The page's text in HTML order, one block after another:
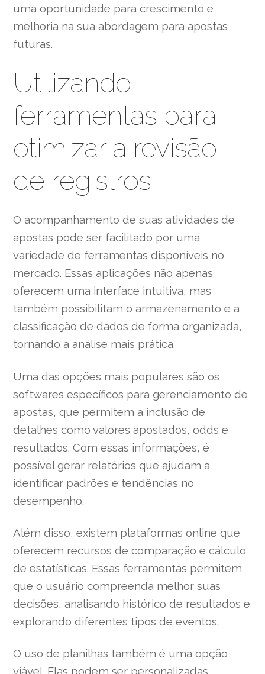
uma oportunidade para crescimento e
melhoria na sua abordagem para apostas
futuras.
Utilizando
ferramentas para
otimizar a revisão
de registros
O acompanhamento de suas atividades de
apostas pode ser facilitado por uma
variedade de ferramentas disponíveis no
mercado. Essas aplicações não apenas
oferecem uma interface intuitiva, mas
também possibilitam o armazenamento e a
classificação de dados de forma organizada,
tornando a análise mais prática.
Uma das opções mais populares são os
softwares específicos para gerenciamento de
apostas, que permitem a inclusão de
detalhes como valores apostados, odds e
resultados. Com essas informações, é
possível gerar relatórios que ajudam a
identificar padrões e tendências no
desempenho.
Além disso, existem plataformas online que
oferecem recursos de comparação e cálculo
de estatísticas. Essas ferramentas permitem
que o usuário compreenda melhor suas
decisões, analisando histórico de resultados e
explorando diferentes tipos de eventos.
O uso de planilhas também é uma opção
viável. Elas podem ser personalizadas